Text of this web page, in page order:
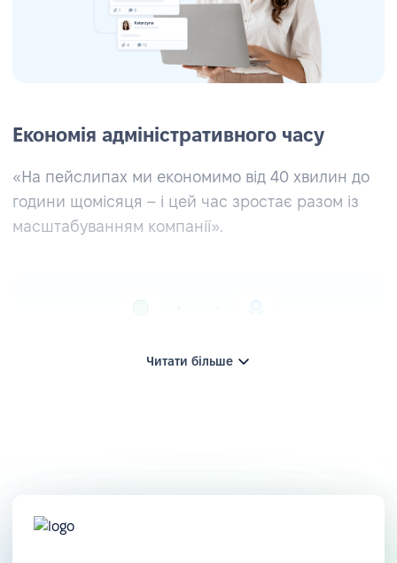
Економія адміністративного часу
«На пейслипах ми економимо від 40 хвилин до
години щомісяця – і цей час зростає разом із
масштабуванням компанії».
Централізовані процеси
Читати більше